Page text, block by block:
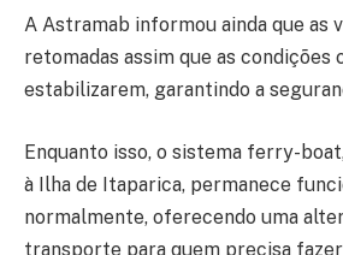
A Astramab informou ainda que as
retomadas assim que as condições
estabilizarem, garantindo a
Enquanto isso, o sistema ferry-
à Ilha de Itaparica, permanece
normalmente, oferecendo uma
transporte para quem precisa